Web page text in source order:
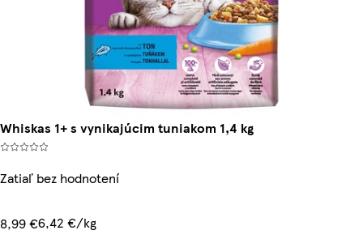
Whiskas 1+ s vynikajúcim tuniakom 1,4 kg
Zatiaľ bez hodnotení
8,99 €6,42 €/kg